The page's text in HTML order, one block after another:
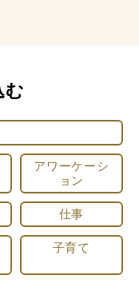
む
アワーケーシ
ョン
仕事
子育て